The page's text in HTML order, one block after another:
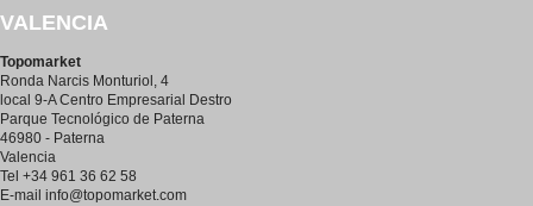
VALENCIA
Topomarket
Ronda Narcis Monturiol, 4
local 9-A Centro Empresarial Destro
Parque Tecnológico de Paterna
46980 - Paterna
Valencia
Tel +34 961 36 62 58
E-mail info@topomarket.com